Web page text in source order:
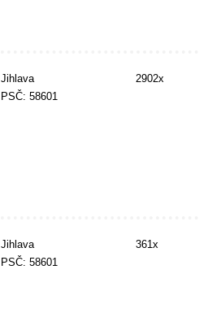
Jihlava
PSČ: 58601
2902x
Jihlava
PSČ: 58601
361x